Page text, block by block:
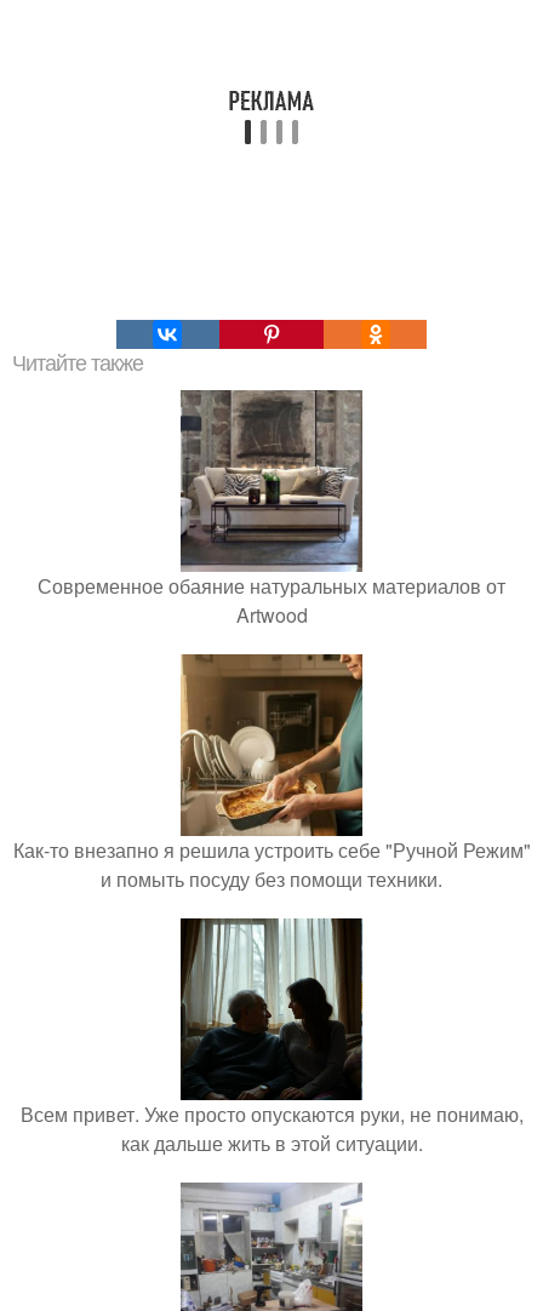
Читайте также
Современное обаяние натуральных материалов от
Artwood
Как-то внезапно я решила устроить себе "Ручной Режим"
и помыть посуду без помощи техники.
Всем привет. Уже просто опускаются руки, не понимаю,
как дальше жить в этой ситуации.